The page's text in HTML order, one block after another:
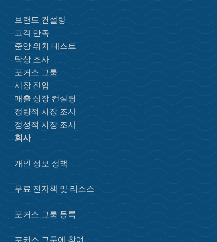
브랜드 컨설팅
고객 만족
중앙 위치 테스트
탁상 조사
포커스 그룹
시장 진입
매출 성장 컨설팅
정량적 시장 조사
정성적 시장 조사
회사
개인 정보 정책
무료 전자책 및 리소스
포커스 그룹 등록
포커스 그룹에 참여